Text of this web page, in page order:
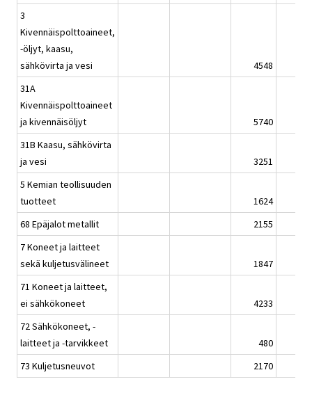
3
Kivennäispolttoaineet,
-öljyt, kaasu,
sähkövirta ja vesi
4548
31A
Kivennäispolttoaineet
ja kivennäisöljyt
5740
31B Kaasu, sähkövirta
ja vesi
3251
5 Kemian teollisuuden
tuotteet
1624
68 Epäjalot metallit
2155
7 Koneet ja laitteet
sekä kuljetusvälineet
1847
71 Koneet ja laitteet,
ei sähkökoneet
4233
72 Sähkökoneet, -
laitteet ja -tarvikkeet
480
73 Kuljetusneuvot
2170